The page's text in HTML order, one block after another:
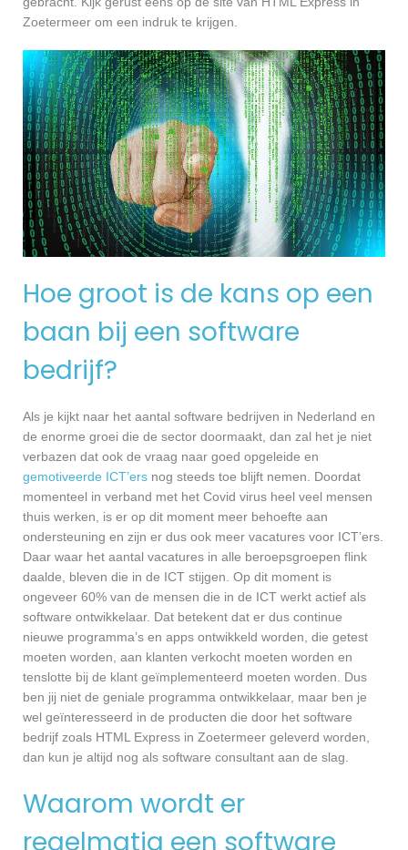
Zoetermeer om een indruk te krijgen.
Hoe groot is de kans op een
baan bij een software
bedrijf?
Als je kijkt naar het aantal software bedrijven in Nederland en
de enorme groei die de sector doormaakt, dan zal het je niet
verbazen dat ook de vraag naar goed opgeleide en
gemotiveerde ICT’ers nog steeds toe blijft nemen. Doordat
momenteel in verband met het Covid virus heel veel mensen
thuis werken, is er op dit moment meer behoefte aan
ondersteuning en zijn er dus ook meer vacatures voor ICT’ers.
Daar waar het aantal vacatures in alle beroepsgroepen flink
daalde, bleven die in de ICT stijgen. Op dit moment is
ongeveer 60% van de mensen die in de ICT werkt actief als
software ontwikkelaar. Dat betekent dat er dus continue
nieuwe programma’s en apps ontwikkeld worden, die getest
moeten worden, aan klanten verkocht moeten worden en
tenslotte bij de klant geïmplementeerd moeten worden. Dus
ben jij niet de geniale programma ontwikkelaar, maar ben je
wel geïnteresseerd in de producten die door het software
bedrijf zoals HTML Express in Zoetermeer geleverd worden,
dan kun je altijd nog als software consultant aan de slag.
Waarom wordt er
regelmatig een software